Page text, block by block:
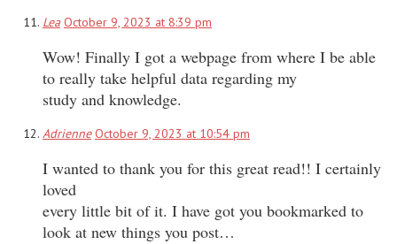
Lea October 9, 2023 at 8:39 pm
Wow! Finally I got a webpage from where I be able
to really take helpful data regarding my
study and knowledge.
Adrienne October 9, 2023 at 10:54 pm
I wanted to thank you for this great read!! I certainly
loved
every little bit of it. I have got you bookmarked to
look at new things you post…